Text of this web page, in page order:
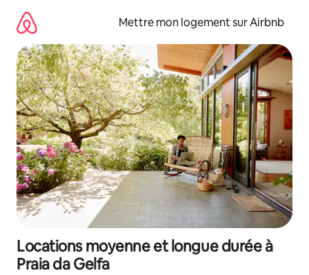
directement
contenu
Mettre mon logement sur Airbnb
Locations moyenne et longue durée à
Praia da Gelfa